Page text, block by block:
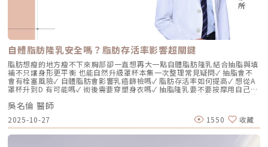
藥集團。身為專業醫師，我非常看重產品的「純淨度」與「穩定性」。
Profhilo 之所以能在國際醫美界佔有一席之地，在於其革命性的
NAHYCO™ 專利熱融合技術。1. 醫學界的「純淨」突破：無化學交聯劑一
般玻尿酸為了維持在體內的時間，必須添加化學交聯劑（如 BDDE）。雖然
這在合法範圍內是安全的，但對於過敏體質或追求極致天然的客戶來說，仍
存在延遲性發炎的風險。Profhilo逆時針 透過精確的加熱與降溫製程，讓
高分子與低分子玻尿酸產生自然的氫鍵鍵結，完全不含 BDDE。這意味著它
具備極高的「生物相容性」，注射後能與人體組織完美融合。2. 高低分子玻
尿酸的「黃金比例」Profhilo 含有目前市面上極高濃度的玻尿酸
（64mg/2ml），它結合了： 高分子量玻尿酸（H-HA）：提供穩定的物理
支撐與深層鎖水，改善鬆弛。 低分子量玻尿酸（L-HA）：作為傳遞信號的
分子，直接活化真皮層內的纖維母細胞，誘導膠原蛋白與彈力蛋白新生。這
種「1+1 > 2」的協同作用，讓 Profhilo 在進入皮膚後，能像液態電波一
樣迅速擴散，全面性地改善膚質。三、 3 種細胞與 5 種蛋白：解開「液態
電波」的逆齡關鍵在辰美學的診間，我常跟客戶解釋，Profhilo 就像是為
肌膚施加了一種「啟動指令」。它不僅僅是補水，而是啟動了「3+5 逆齡機
制」： 活化 3 種關鍵細胞： 纖維母細胞：這是皮膚的「膠原工廠」。 角質
自體脂肪隆乳安全嗎？脂肪存活率影響超關鍵
脂肪想瘦的地方瘦不下來胸部卻一直想再大一點自體脂肪隆乳結合抽脂與填
補不只讓身形更平衡 也能自然升級罩杯本集一次整理常見疑問✓ 抽脂會不
會有栓塞風險✓ 自體脂肪會影響乳癌篩檢嗎✓ 脂肪存活率如何提高✓ 想從A
罩杯升到D 有可能嗎✓ 術後需要穿塑身衣嗎✓ 抽脂隆乳要不要按摩用自己的
脂肪 打造柔軟真實的胸型適合誰 怎麼做 最有效將給妳完整觀念與安心評估
依據重點摘要：0:00 #她說他說0:40 #自體脂肪隆乳v.s.#假體隆乳 想要哪
一樣？1:02 關於手術安全性 #自體隆乳2:12 不同的抽脂方式 #脂肪存活率
會一樣嗎？3:16 關於抽脂安全 #脂肪栓塞問題 ？4:09 關於手術安全性 #矽
膠隆乳相關影片：• 罩杯升級前必看，自體脂肪豐胸解析！ EP20• 男生
女乳好尷尬，胸部困擾的隱藏原因你有嗎？ EP24• 抽就對了？抽脂局部雕
吳名倫 醫師
2025-10-27 1550 收藏